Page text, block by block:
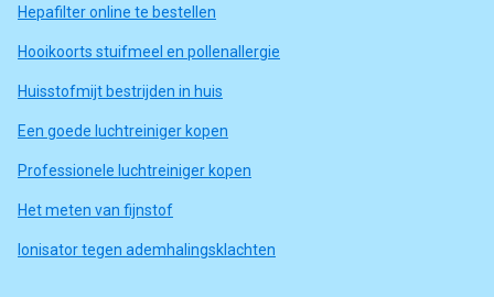
Hepafilter online te bestellen
Hooikoorts stuifmeel en pollenallergie
Huisstofmijt bestrijden in huis
Een goede luchtreiniger kopen
Professionele luchtreiniger kopen
Het meten van fijnstof
Ionisator tegen ademhalingsklachten